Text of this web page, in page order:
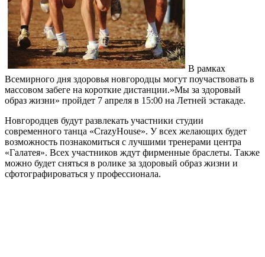
В рамках
Всемирного дня здоровья новгородцы могут поучаствовать в
массовом забеге на короткие дистанции.»Мы за здоровый
образ жизни» пройдет 7 апреля в 15:00 на Летней эстакаде.
Новгородцев будут развлекать участники студии
современного танца «СrazyHouse». У всех желающих будет
возможность познакомиться с лучшими тренерами центра
«Галатея». Всех участников ждут фирменные браслеты. Также
можно будет сняться в ролике за здоровый образ жизни и
сфотографироваться у профессионала.